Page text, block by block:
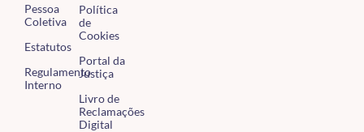
Pessoa
Coletiva
Estatutos
Regulamento
Interno
Política
de
Cookies
Portal da
Justiça
Livro de
Reclamações
Digital